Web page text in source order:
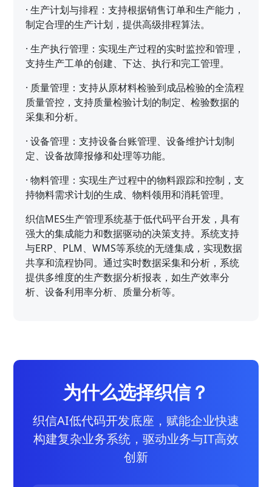
·生产计划与排程：支持根据销售订单和生产能力，
制定合理的生产计划，提供高级排程算法。
·生产执行管理：实现生产过程的实时监控和管理，
支持生产工单的创建、下达、执行和完工管理。
· 质量管理：支持从原材料检验到成品检验的全流程
质量管控，支持质量检验计划的制定、检验数据的
采集和分析。
·设备管理：支持设备台账管理、设备维护计划制
定、设备故障报修和处理等功能。
·物料管理：实现生产过程中的物料跟踪和控制，支
持物料需求计划的生成、物料领用和消耗管理。
织信MES生产管理系统基于低代码平台开发，具有
强大的集成能力和数据驱动的决策支持。系统支持
与ERP、PLM、WMS等系统的无缝集成，实现数据
共享和流程协同。通过实时数据采集和分析，系统
提供多维度的生产数据分析报表，如生产效率分
析、设备利用率分析、质量分析等。
为什么选择织信？
织信AI低代码开发底座，赋能企业快速
构建复杂业务系统，驱动业务与IT高效
创新